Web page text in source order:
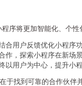
序将更加智能化、个性
合用户反馈优化小程序功
作，探索小程序在新场
以用户为中心，提升小
于找到可靠的合作伙